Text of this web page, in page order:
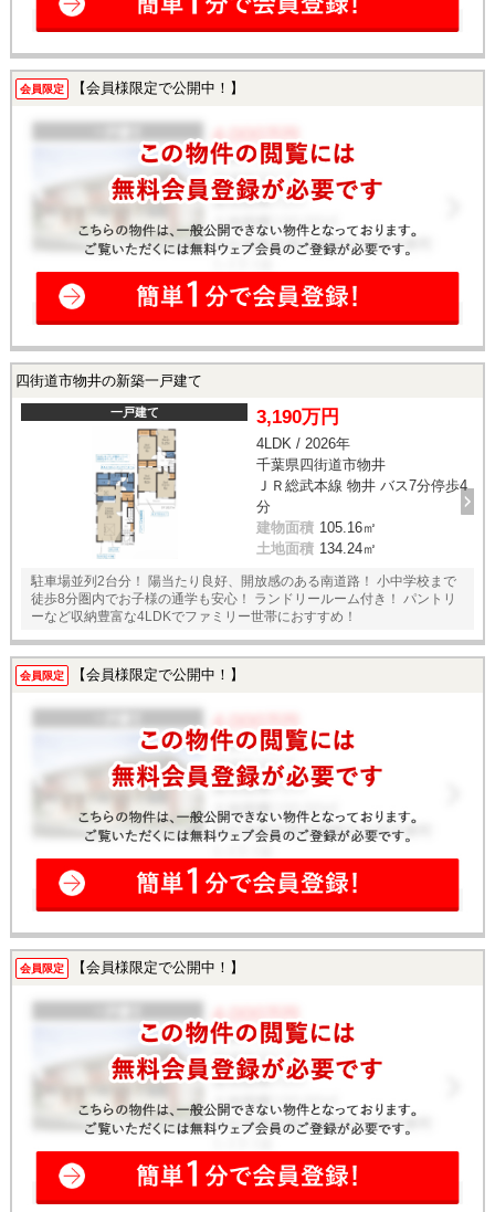
会員限定 【会員様限定で公開中！】
四街道市物井の新築一戸建て
一戸建て 3,190万円
4LDK / 2026年
千葉県四街道市物井
ＪＲ総武本線 物井 バス7分停歩4
分
建物面積 105.16㎡
土地面積 134.24㎡
駐車場並列2台分！ 陽当たり良好、開放感のある南道路！ 小中学校まで
徒歩8分圏内でお子様の通学も安心！ ランドリールーム付き！ パントリ
ーなど収納豊富な4LDKでファミリー世帯におすすめ！
会員限定 【会員様限定で公開中！】
会員限定 【会員様限定で公開中！】